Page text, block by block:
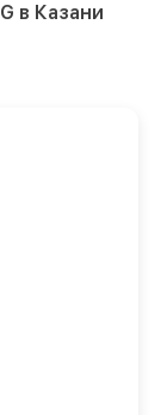
в Казани